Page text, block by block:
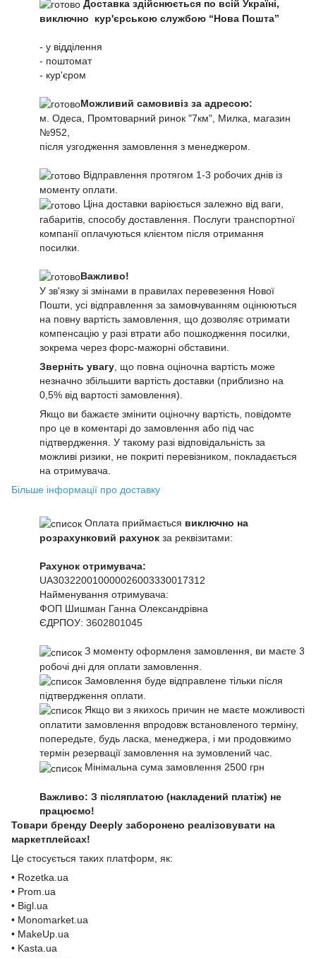
Доставка здійснюється по всій Україні,
виключно кур'єрською службою “Нова Пошта”
- у відділення
- поштомат
- кур'єром
Можливий самовивіз за адресою:
м. Одеса, Промтоварний ринок "7км", Милка, магазин
№952,
після узгодження замовлення з менеджером.
Відправлення протягом 1-3 робочих днів із
моменту оплати.
Ціна доставки варіюється залежно від ваги,
габаритів, способу доставлення. Послуги транспортної
компанії оплачуються клієнтом після отримання
посилки.
Важливо!
У зв'язку зі змінами в правилах перевезення Нової
Пошти, усі відправлення за замовчуванням оцінюються
на повну вартість замовлення, що дозволяє отримати
компенсацію у разі втрати або пошкодження посилки,
зокрема через форс-мажорні обставини.
Зверніть увагу , що повна оціночна вартість може
незначно збільшити вартість доставки (приблизно на
0,5% від вартості замовлення).
Якщо ви бажаєте змінити оціночну вартість, повідомте
про це в коментарі до замовлення або під час
підтвердження. У такому разі відповідальність за
можливі ризики, не покриті перевізником, покладається
на отримувача.
Більше інформації про доставку
Оплата приймається виключно на
розрахунковий рахунок за реквізитами:
Рахунок отримувача:
UA303220010000026003330017312
Найменування отримувача:
ФОП Шишман Ганна Олександрівна
ЄДРПОУ: 3602801045
З моменту оформленя замовлення, ви маєте 3
робочі дні для оплати замовлення.
Замовлення буде відправлене тільки після
підтвердження оплати.
Якщо ви з якихось причин не маєте можливості
оплатити замовлення впродовж встановленого терміну,
попередьте, будь ласка, менеджера, і ми продовжимо
термін резервації замовлення на зумовлений час.
Мінімальна сума замовлення 2500 грн
Важливо: З післяплатою (накладений платіж) не
працюємо!
Товари бренду Deeply заборонено реалізовувати на
маркетплейсах!
Це стосується таких платформ, як:
• Rozetka.ua
• Prom.ua
• Bigl.ua
• Monomarket.ua
• MakeUp.ua
• Kasta.ua